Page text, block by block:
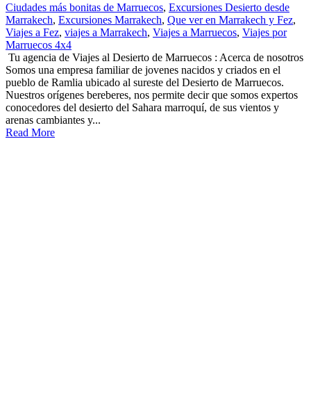
Ciudades más bonitas de Marruecos, Excursiones Desierto desde
Marrakech, Excursiones Marrakech, Que ver en Marrakech y Fez,
Viajes a Fez, viajes a Marrakech, Viajes a Marruecos, Viajes por
Marruecos 4x4
Tu agencia de Viajes al Desierto de Marruecos : Acerca de nosotros
Somos una empresa familiar de jovenes nacidos y criados en el
pueblo de Ramlia ubicado al sureste del Desierto de Marruecos.
Nuestros orígenes bereberes, nos permite decir que somos expertos
conocedores del desierto del Sahara marroquí, de sus vientos y
arenas cambiantes y...
Read More